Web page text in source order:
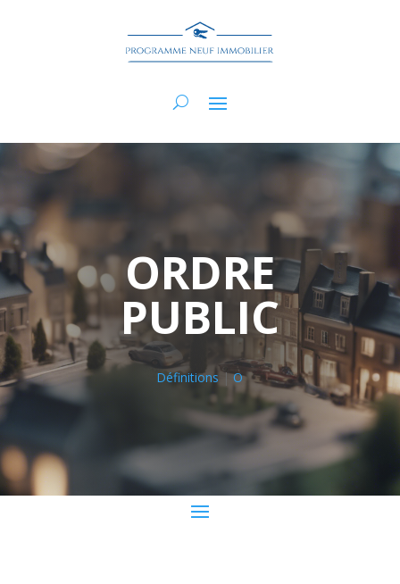
ORDRE
PUBLIC
Définitions |O